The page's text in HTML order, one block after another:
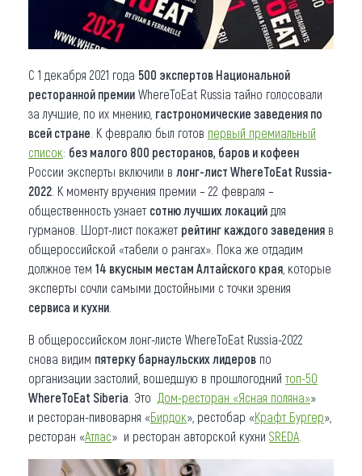
С 1 декабря 2021 года 500 экспертов Национальной
ресторанной премии WhereToEat Russia тайно голосовали
за лучшие, по их мнению, гастрономические заведения по
всей стране . К февралю был готов первый премиальный
список: без малого 800 ресторанов, баров и кофеен
России эксперты включили в лонг-лист WhereToEat Russia-
2022 . К моменту вручения премии – 22 февраля –
общественность узнает сотню лучших локаций для
гурманов. Шорт-лист покажет рейтинг каждого заведения в
общероссийской «табели о рангах». Пока же отдадим
должное тем 14 вкусным местам Алтайского края , которые
эксперты сочли самыми достойными с точки зрения
сервиса и кухни
В общероссийском лонг-листе WhereToEat Russia-2022
снова видим пятерку барнаульских лидеров по
организации застолий, вошедшую в прошлогодний топ-50
WhereToEat Siberia . Это Дом-ресторан «Ясная поляна»»
и ресторан-пивоварня «Бирдок», рестобар «Крафт Бургер»,
ресторан «Атлас» и ресторан авторской кухни SREDA